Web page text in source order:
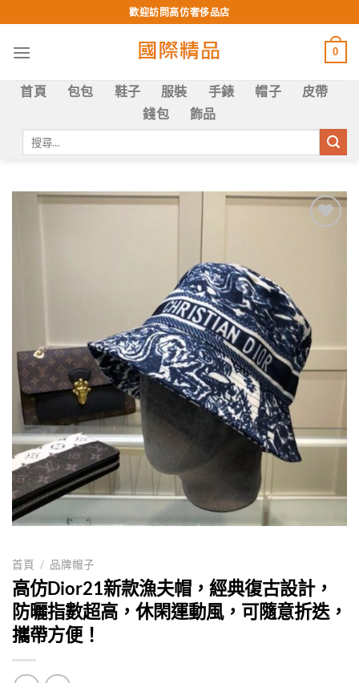
to
content
歡迎訪問高仿奢侈品店
0
首頁 包包 鞋子 服裝 手錶 帽子
皮帶
錢包
飾品
首頁 / 品牌帽子
高仿Dior21新款漁夫帽，經典復古設計，
防曬指數超高，休閑運動風，可隨意折迭，
攜帶方便！